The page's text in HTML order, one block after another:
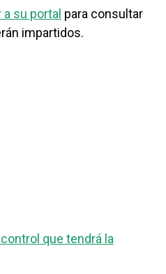
su portal para consultar
impartidos.
que tendrá la